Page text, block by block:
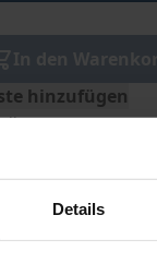
Details
hinzufügen
Angaben